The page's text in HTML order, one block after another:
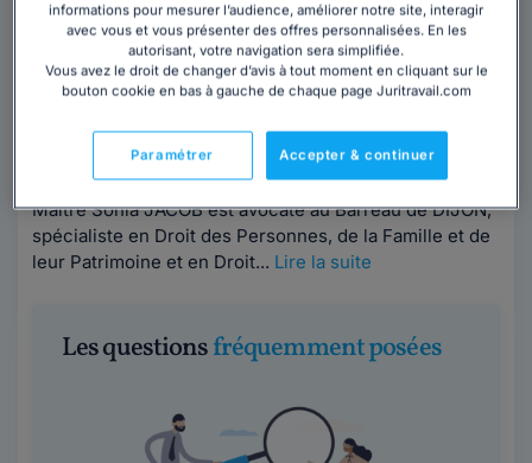
Avocat au barreau de Dijon
Côte-d'Or,Dijon, 21000
24 années d'expérience
Maître Sonia JACOB est avocate au Barreau de DIJON,
spécialiste en Droit des Personnes, de la Famille et de
leur Patrimoine et en Droit... Lire la suite
Les questionsfréquemment posées
informations pour mesurer l’audience, améliorer notre site, interagir
avec vous et vous présenter des offres personnalisées. En les
autorisant, votre navigation sera simplifiée.
Vous avez le droit de changer d’avis à tout moment en cliquant sur le
bouton cookie en bas à gauche de chaque page Juritravail.com
Accepter & continuer
Paramétrer